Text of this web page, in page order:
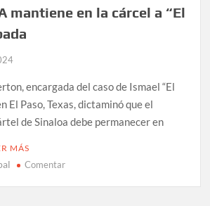
pesos
mantiene en la cárcel a “El
encargada del caso de Ismael “El
El Paso, Texas, dictaminó que el
de Sinaloa debe permanecer en
MÁS
Comentaren